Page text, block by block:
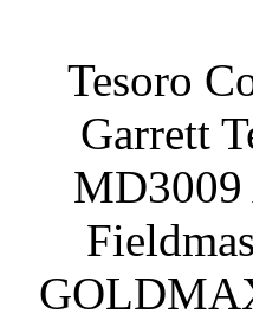
Tesoro
Garrett
MD3009